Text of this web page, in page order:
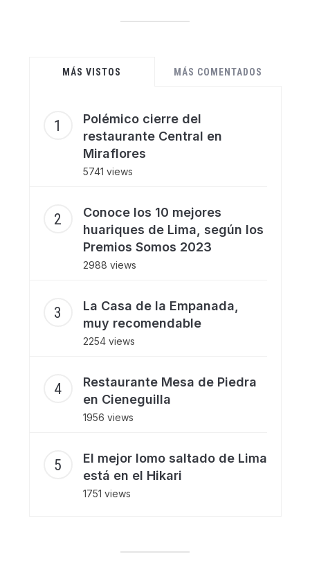
MÁS VISTOS MÁS COMENTADOS
Polémico cierre del
restaurante Central en
Miraflores
5741 views
Conoce los 10 mejores
huariques de Lima, según los
Premios Somos 2023
2988 views
La Casa de la Empanada,
muy recomendable
2254 views
Restaurante Mesa de Piedra
en Cieneguilla
1956 views
El mejor lomo saltado de Lima
está en el Hikari
1751 views